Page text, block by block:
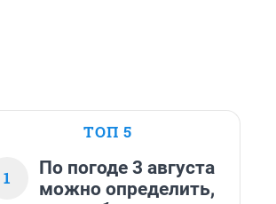
ТОП 5
1
По погоде 3 августа
можно определить,